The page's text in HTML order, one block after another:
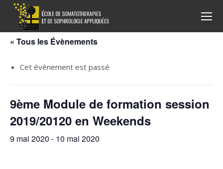
Recherche
:
« Tous les Évènements
Cet évènement est passé
9ème Module de formation session
2019/20120 en Weekends
9 mai 2020 - 10 mai 2020